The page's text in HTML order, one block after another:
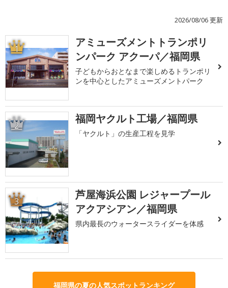
2026/08/06 更新
1
アミューズメントトランポリ
ンパーク アクーパ／福岡県
子どもからおとなまで楽しめるトランポリ
ンを中心としたアミューズメントパーク
2 福岡ヤクルト工場／福岡県
「ヤクルト」の生産工程を見学
3
芦屋海浜公園 レジャープール
アクアシアン／福岡県
県内最長のウォータースライダーを体感
福岡県の夏の人気スポットランキング